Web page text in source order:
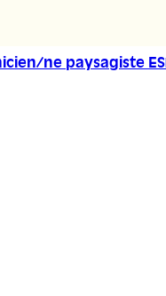
ne paysagiste ES